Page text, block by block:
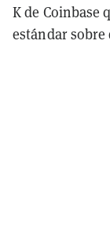
K de Coinbase
estándar sobre